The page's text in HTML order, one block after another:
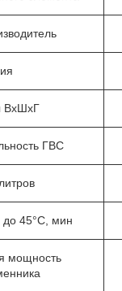
ВхШхГ
ГВС
45°C, мин
мощность